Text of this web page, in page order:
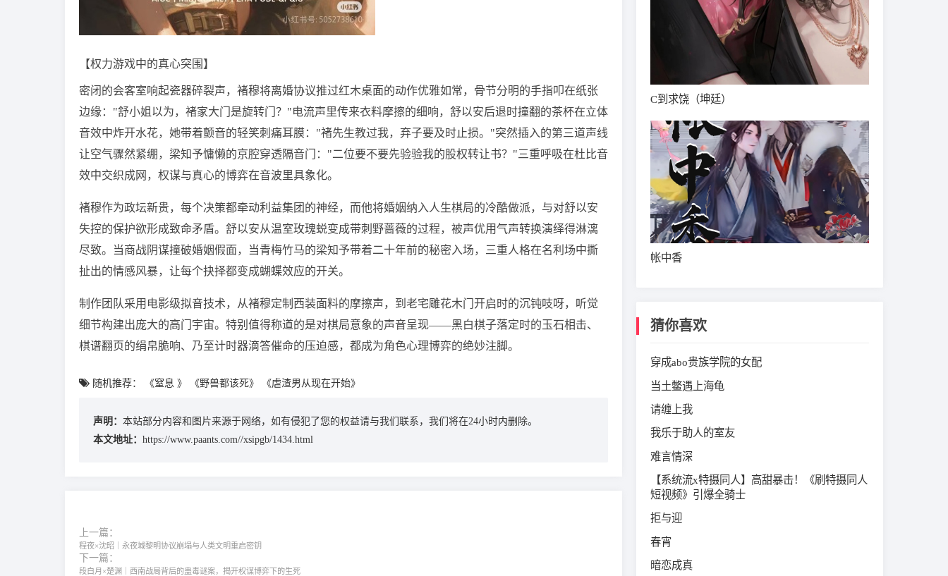
【权力游戏中的真心突围】
密闭的会客室响起瓷器碎裂声，褚穆将离婚协议推过红木桌面的动作优雅如常，骨节分明的手指叩在纸张
边缘："舒小姐以为，褚家大门是旋转门？"电流声里传来衣料摩擦的细响，舒以安后退时撞翻的茶杯在立体
音效中炸开水花，她带着颤音的轻笑刺痛耳膜："褚先生教过我，弃子要及时止损。"突然插入的第三道声线
让空气骤然紧绷，梁知予慵懒的京腔穿透隔音门："二位要不要先验验我的股权转让书？"三重呼吸在杜比音
效中交织成网，权谋与真心的博弈在音波里具象化。
褚穆作为政坛新贵，每个决策都牵动利益集团的神经，而他将婚姻纳入人生棋局的冷酷做派，与对舒以安
失控的保护欲形成致命矛盾。舒以安从温室玫瑰蜕变成带刺野蔷薇的过程，被声优用气声转换演绎得淋漓
尽致。当商战阴谋撞破婚姻假面，当青梅竹马的梁知予带着二十年前的秘密入场，三重人格在名利场中撕
扯出的情感风暴，让每个抉择都变成蝴蝶效应的开关。
制作团队采用电影级拟音技术，从褚穆定制西装面料的摩擦声，到老宅雕花木门开启时的沉钝吱呀，听觉
细节构建出庞大的高门宇宙。特别值得称道的是对棋局意象的声音呈现——黑白棋子落定时的玉石相击、
棋谱翻页的绢帛脆响、乃至计时器滴答催命的压迫感，都成为角色心理博弈的绝妙注脚。
随机推荐： 《窒息 》 《野兽都该死》 《虐渣男从现在开始》
声明： 本站部分内容和图片来源于网络，如有侵犯了您的权益请与我们联系，我们将在24小时内删除。
本文地址： https://www.paants.com//xsipgb/1434.html
上一篇：
程夜×沈昭｜永夜城黎明协议崩塌与人类文明重启密钥
下一篇：
段白月×楚渊｜西南战局背后的蛊毒谜案，揭开权谋博弈下的生死
C到求饶（坤廷）
帐中香
猜你喜欢
穿成abo贵族学院的女配
当土鳖遇上海龟
请缠上我
我乐于助人的室友
难言情深
【系统流x特摄同人】高甜暴击！《刷特摄同人
短视频》引爆全骑士
拒与迎
春宵
暗恋成真